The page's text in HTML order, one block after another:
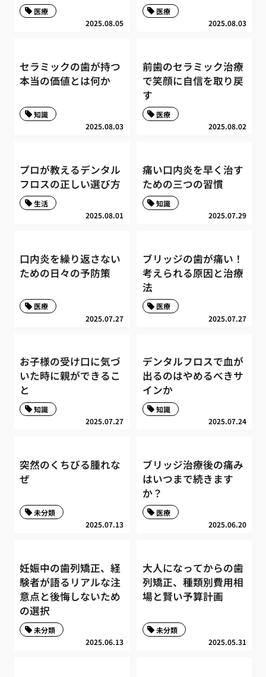
2025.08.05
医療
2025.08.03
医療
セラミックの歯が持つ
本当の価値とは何か
2025.08.03
知識
前歯のセラミック治療
で笑顔に自信を取り戻
す
2025.08.02
医療
プロが教えるデンタル
フロスの正しい選び方
2025.08.01
生活
痛い口内炎を早く治す
ための三つの習慣
2025.07.29
知識
口内炎を繰り返さない
ための日々の予防策
2025.07.27
医療
ブリッジの歯が痛い！
考えられる原因と治療
法
2025.07.27
医療
お子様の受け口に気づ
いた時に親ができるこ
と
2025.07.27
知識
デンタルフロスで血が
出るのはやめるべきサ
インか
2025.07.24
知識
突然のくちびる腫れな
ぜ
2025.07.13
未分類
ブリッジ治療後の痛み
はいつまで続きます
か？
2025.06.20
医療
妊娠中の歯列矯正、経
験者が語るリアルな注
意点と後悔しないため
の選択
2025.06.13
未分類
大人になってからの歯
列矯正、種類別費用相
場と賢い予算計画
2025.05.31
未分類